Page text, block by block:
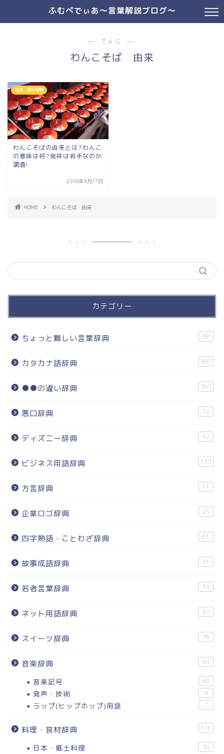
ふむぺでぃあ～言葉解説ブログ～
― TAG ―
わんこそば 由来
日本・郷土料理
わんこそばの由来とは?わんこ
の意味は何?発祥は岩手なのか
調査!
2018年9月17日
HOME わんこそば 由来
カテゴリー
ちょっと難しい言葉辞典 291
カタカナ語辞典 397
●●の違い辞典 303
悪口辞典 12
ディズニー辞典 32
ビジネス用語辞典 155
方言辞典 11
企業ロゴ辞典 23
四字熟語・ことわざ辞典 61
故事成語辞典 31
若者言葉辞典 33
ネット用語辞典 37
スイーツ辞典 76
音楽辞典 94
音楽記号 48
発声・技術 9
ラップ(ヒップホップ)用語 7
料理・食材辞典 176
日本・郷土料理 38